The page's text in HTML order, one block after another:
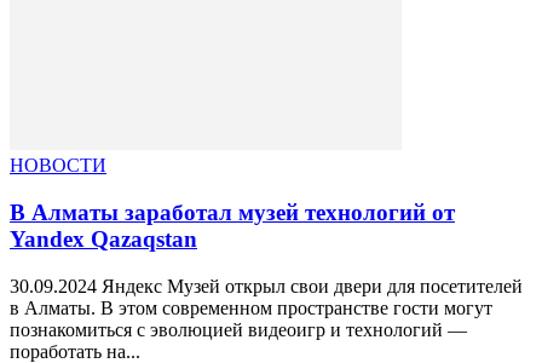
НОВОСТИ
В Алматы заработал музей технологий от
Yandex Qazaqstan
30.09.2024 Яндекс Музей открыл свои двери для посетителей
в Алматы. В этом современном пространстве гости могут
познакомиться с эволюцией видеоигр и технологий —
поработать на...